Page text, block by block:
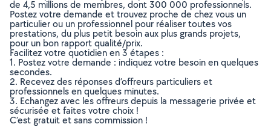
de 4,5 millions de membres, dont 300 000 professionnels.
Postez votre demande et trouvez proche de chez vous un
particulier ou un professionnel pour réaliser toutes vos
prestations, du plus petit besoin aux plus grands projets,
pour un bon rapport qualité/prix.
Facilitez votre quotidien en 3 étapes :
1. Postez votre demande : indiquez votre besoin en quelques
secondes.
2. Recevez des réponses d’offreurs particuliers et
professionnels en quelques minutes.
3. Echangez avec les offreurs depuis la messagerie privée et
sécurisée et faites votre choix !
C’est gratuit et sans commission !